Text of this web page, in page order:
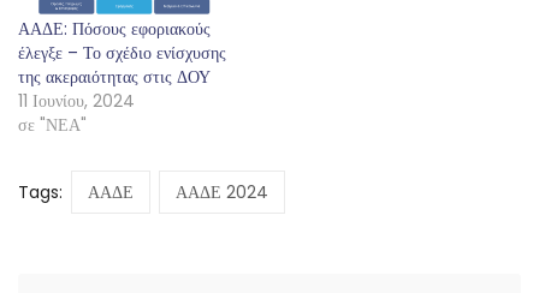
ΑΑΔΕ: Πόσους εφοριακούς
έλεγξε – Το σχέδιο ενίσχυσης
της ακεραιότητας στις ΔΟΥ
11 Ιουνίου, 2024
σε "ΝΕΑ"
Tags: ΑΑΔΕ ΑΑΔΕ 2024